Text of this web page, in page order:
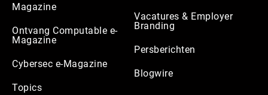
Magazine
Ontvang Computable e-
Magazine
Cybersec e-Magazine
Topics
Vacatures & Employer
Branding
Persberichten
Blogwire